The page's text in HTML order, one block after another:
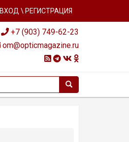
ВХОД \ РЕГИСТРАЦИЯ
+7 (903) 749-62-23
om@opticmagazine.ru